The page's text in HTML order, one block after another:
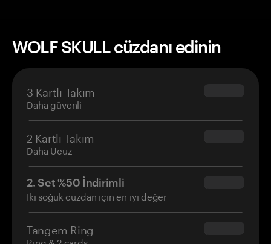
WOLF SKULL cüzdanı edinin
3 Kartlı Takım
Daha güvenli
$69.90
2 Kartlı Takım
Daha Ucuz
$54.90
2. Set %50 İndirimli
İki soğuk cüzdan için en iyi değer
$34.95
Tangem Ring $160.00